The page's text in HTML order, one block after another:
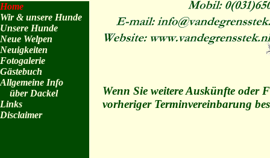
Home
Wir & unsere Hunde
Unsere Hunde
Neue Welpen
Neuigkeiten
Fotogalerie
Gästebuch
Allgemeine Info
über Dackel
Links
Disclaimer
Wenn Sie weitere Auskünfte oder
vorheriger Terminvereinbarung